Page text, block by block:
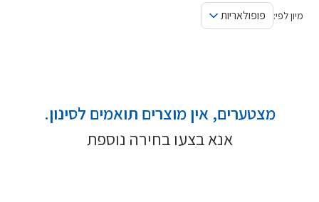
מיון לפי: פופולאריות
מצטערים, אין מוצרים תואמים לסינון.
אנא בצעו בחירה נוספת